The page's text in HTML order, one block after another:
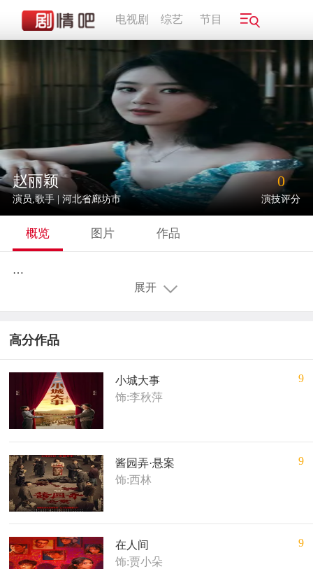
电视剧 综艺 节目
赵丽颖
演员,歌手 | 河北省廊坊市
0
演技评分
概览 图片 作品
…
展开
高分作品
小城大事
饰:李秋萍
9
酱园弄·悬案
饰:西林
9
在人间
饰:贾小朵
9